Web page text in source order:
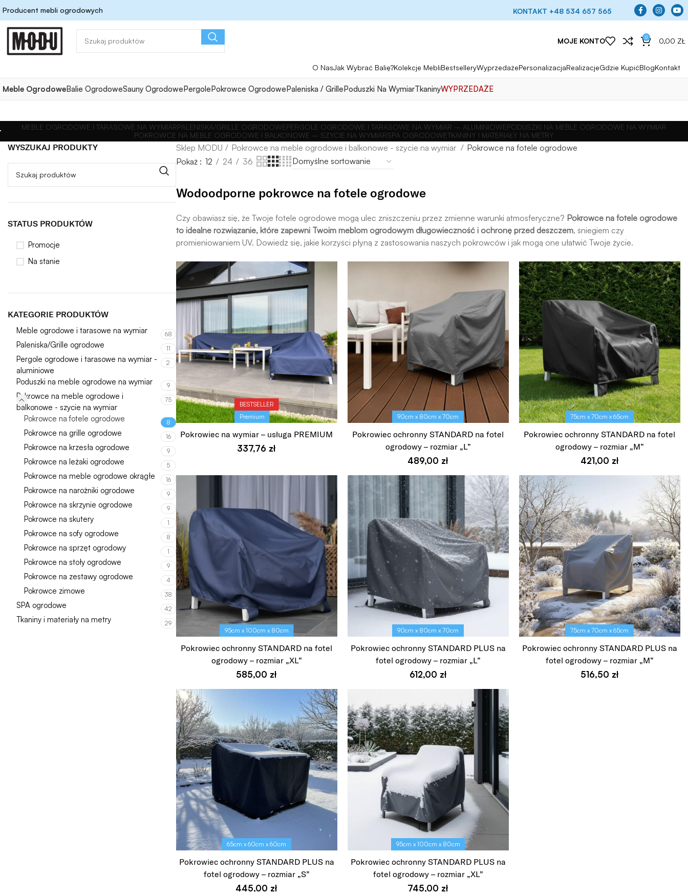
Producent mebli ogrodowych KONTAKT +48 534 657 565
O NasJak Wybrać Balię?Kolekcje MebliBestselleryWyprzedażePersonalizacjaRealizacjeGdzie KupićBlogKontakt
MOJE KONTO 0 0,00 ZŁ
Meble OgrodoweBalie OgrodoweSauny OgrodowePergolePokrowce OgrodowePaleniska / GrillePoduszki Na WymiarTkaninyWYPRZEDAŻE
MEBLE OGRODOWE I TARASOWE NA WYMIARPALENISKA/GRILLE OGRODOWEPERGOLE OGRODOWE I TARASOWE NA WYMIAR – ALUMINIOWEPODUSZKI NA MEBLE OGRODOWE NA WYMIAR
POKROWCE NA MEBLE OGRODOWE I BALKONOWE – SZYCIE NA WYMIARSPA OGRODOWETKANINY I MATERIAŁY NA METRY
WYSZUKAJ PRODUKTY
STATUS PRODUKTÓW
Promocje
Na stanie
KATEGORIE PRODUKTÓW
Meble ogrodowe i tarasowe na wymiar 68
Paleniska/Grille ogrodowe 11
Pergole ogrodowe i tarasowe na wymiar -
aluminiowe
2
Poduszki na meble ogrodowe na wymiar 9
Pokrowce na meble ogrodowe i
balkonowe - szycie na wymiar
75
Pokrowce na fotele ogrodowe 8
Pokrowce na grille ogrodowe 16
Pokrowce na krzesła ogrodowe 9
Pokrowce na leżaki ogrodowe 5
Pokrowce na meble ogrodowe okrągłe 16
Pokrowce na narożniki ogrodowe 9
Pokrowce na skrzynie ogrodowe 9
Pokrowce na skutery 1
Pokrowce na sofy ogrodowe 8
Pokrowce na sprzęt ogrodowy 1
Pokrowce na stoły ogrodowe 9
Pokrowce na zestawy ogrodowe 4
Pokrowce zimowe 38
SPA ogrodowe 42
Tkaniny i materiały na metry 29
Wodoodporne pokrowce na fotele ogrodowe
Czy obawiasz się, że Twoje fotele ogrodowe mogą ulec zniszczeniu przez zmienne warunki atmosferyczne? Pokrowce na fotele ogrodowe
to idealne rozwiązanie, które zapewni Twoim meblom ogrodowym długowieczność i ochronę przed deszczem, śniegiem czy
promieniowaniem UV. Dowiedz się, jakie korzyści płyną z zastosowania naszych pokrowców i jak mogą one ułatwić Twoje życie.
Pokrowce na meble ogrodowe i balkonowe - szycie na wymiar
Pokrowce na fotele ogrodowe
Pokaż
12 24 36
BESTSELLER
Premium
Pokrowiec na wymiar – usługa PREMIUM
337,76 zł
90cm x 80cm x 70cm
Pokrowiec ochronny STANDARD na fotel
ogrodowy – rozmiar „L”
489,00 zł
75cm x 70cm x 65cm
Pokrowiec ochronny STANDARD na fotel
ogrodowy – rozmiar „M”
421,00 zł
95cm x 100cm x 80cm
Pokrowiec ochronny STANDARD na fotel
ogrodowy – rozmiar „XL”
585,00 zł
90cm x 80cm x 70cm
Pokrowiec ochronny STANDARD PLUS na
fotel ogrodowy – rozmiar „L”
612,00 zł
75cm x 70cm x 65cm
Pokrowiec ochronny STANDARD PLUS na
fotel ogrodowy – rozmiar „M”
516,50 zł
65cm x 60cm x 60cm
Pokrowiec ochronny STANDARD PLUS na
fotel ogrodowy – rozmiar „S”
445,00 zł
95cm x 100cm x 80cm
Pokrowiec ochronny STANDARD PLUS na
fotel ogrodowy – rozmiar „XL”
745,00 zł